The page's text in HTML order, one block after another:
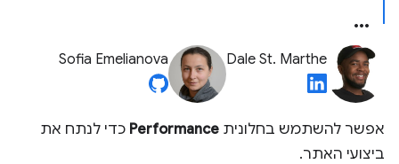
Dale St. Marthe
Sofia Emelianova
אפשר להשתמש בחלונית Performance כדי לנתח את
ביצועי האתר.